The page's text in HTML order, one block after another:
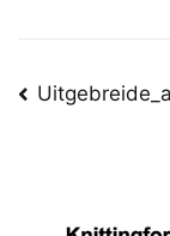
Post